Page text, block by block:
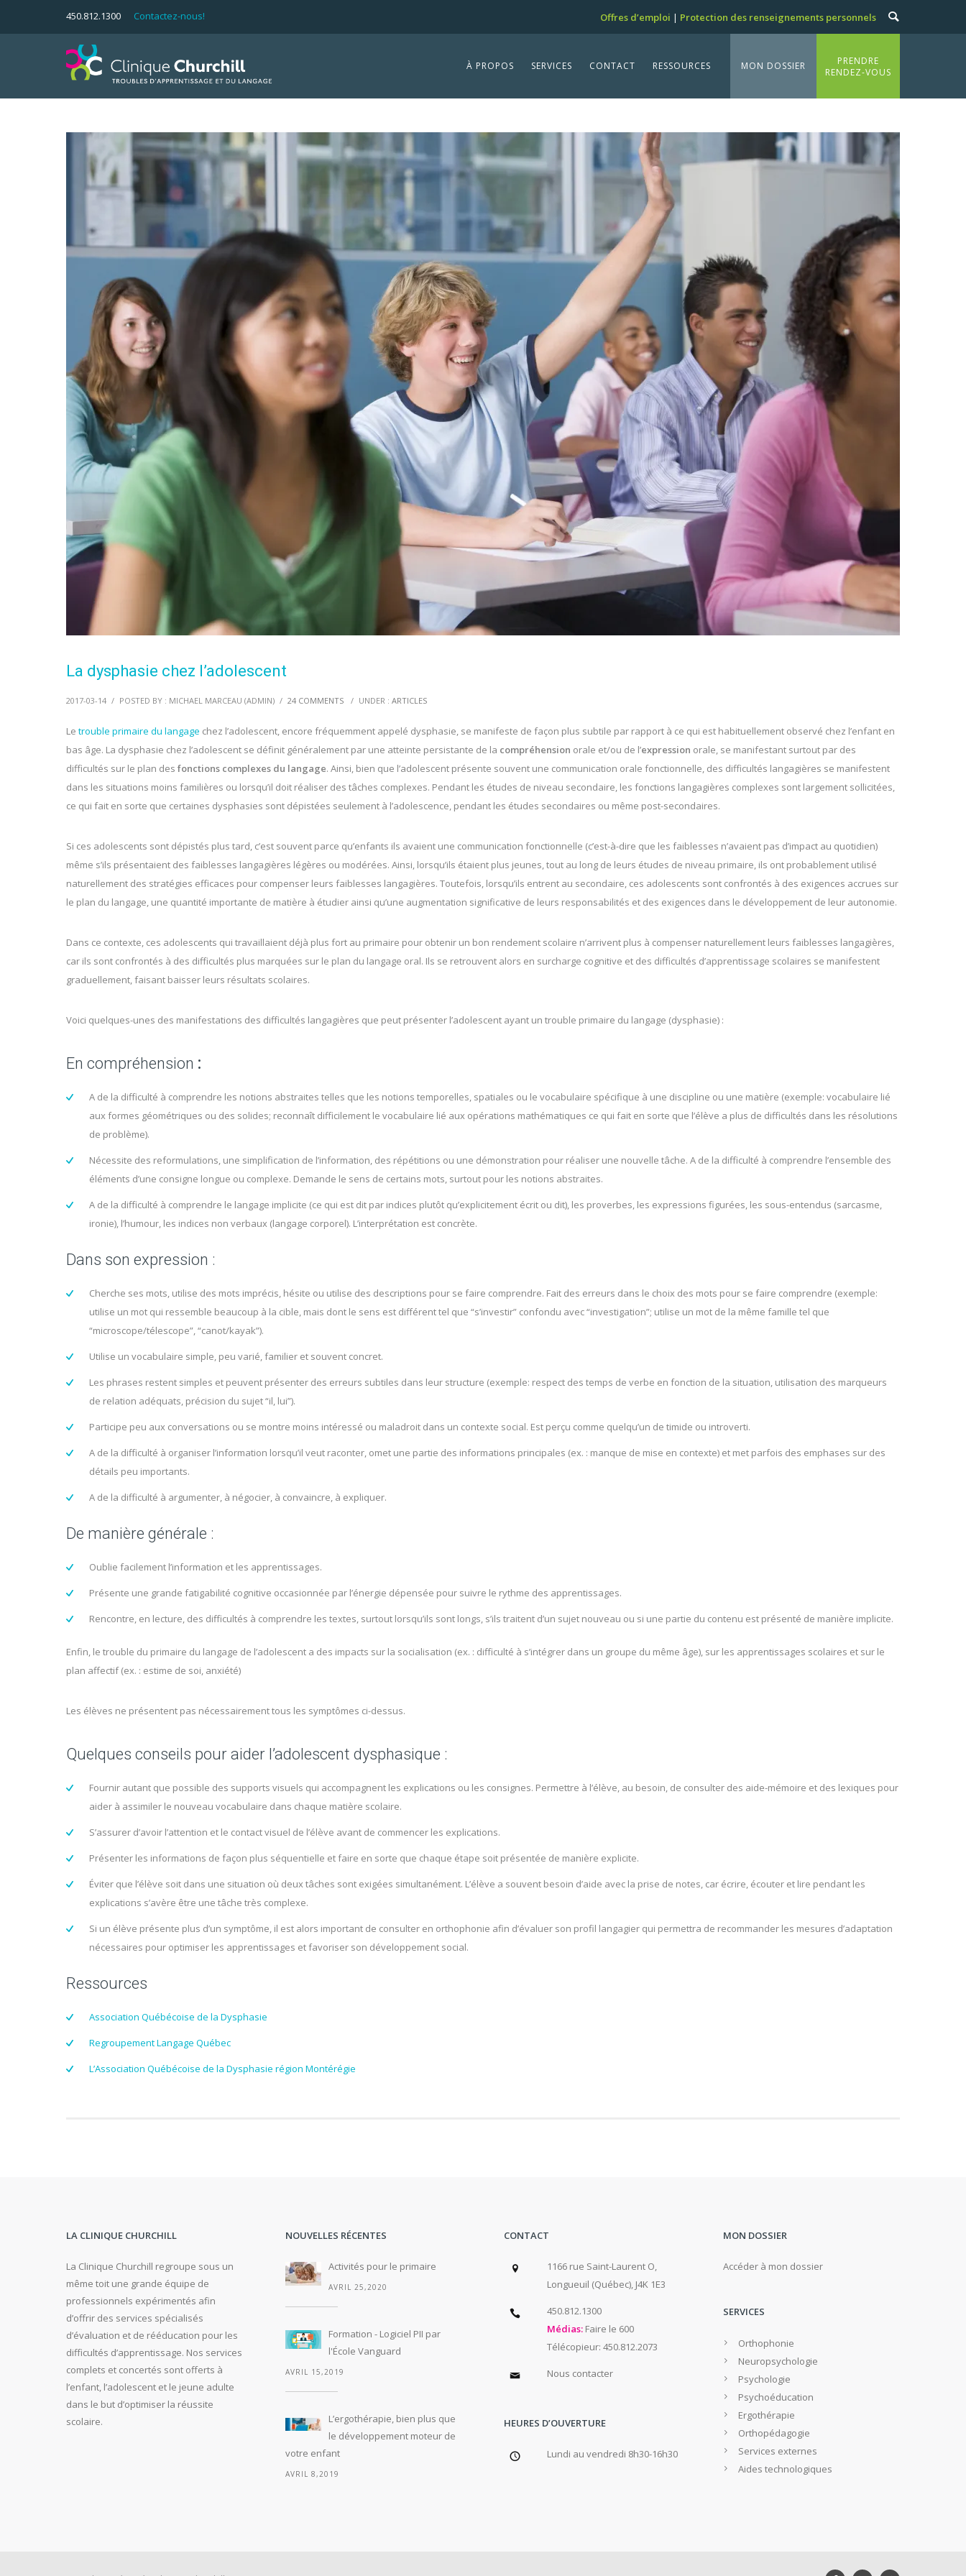
450.812.1300 Contactez-nous! Offres d’emploi Protection des renseignements personnels
MON DOSSIER
PRENDRE
RENDEZ-VOUS
À PROPOS SERVICES CONTACT RESSOURCES
La dysphasie chez l’adolescent
2017-03-14 / POSTED BY : MICHAEL MARCEAU (ADMIN) / 24 COMMENTS / UNDER : ARTICLES
Le trouble primaire du langage chez l’adolescent, encore fréquemment appelé dysphasie, se manifeste de façon plus subtile par rapport à ce qui est habituellement observé chez l’enfant en
bas âge. La dysphasie chez l’adolescent se définit généralement par une atteinte persistante de la compréhension orale et/ou de l’expression orale, se manifestant surtout par des
difficultés sur le plan des fonctions complexes du langage. Ainsi, bien que l’adolescent présente souvent une communication orale fonctionnelle, des difficultés langagières se manifestent
dans les situations moins familières ou lorsqu’il doit réaliser des tâches complexes. Pendant les études de niveau secondaire, les fonctions langagières complexes sont largement sollicitées,
ce qui fait en sorte que certaines dysphasies sont dépistées seulement à l’adolescence, pendant les études secondaires ou même post-secondaires.
Si ces adolescents sont dépistés plus tard, c’est souvent parce qu’enfants ils avaient une communication fonctionnelle (c’est-à-dire que les faiblesses n’avaient pas d’impact au quotidien)
même s’ils présentaient des faiblesses langagières légères ou modérées. Ainsi, lorsqu’ils étaient plus jeunes, tout au long de leurs études de niveau primaire, ils ont probablement utilisé
naturellement des stratégies efficaces pour compenser leurs faiblesses langagières. Toutefois, lorsqu’ils entrent au secondaire, ces adolescents sont confrontés à des exigences accrues sur
le plan du langage, une quantité importante de matière à étudier ainsi qu’une augmentation significative de leurs responsabilités et des exigences dans le développement de leur autonomie.
Dans ce contexte, ces adolescents qui travaillaient déjà plus fort au primaire pour obtenir un bon rendement scolaire n’arrivent plus à compenser naturellement leurs faiblesses langagières,
car ils sont confrontés à des difficultés plus marquées sur le plan du langage oral. Ils se retrouvent alors en surcharge cognitive et des difficultés d’apprentissage scolaires se manifestent
graduellement, faisant baisser leurs résultats scolaires.
Voici quelques-unes des manifestations des difficultés langagières que peut présenter l’adolescent ayant un trouble primaire du langage (dysphasie) :
En compréhension :
A de la difficulté à comprendre les notions abstraites telles que les notions temporelles, spatiales ou le vocabulaire spécifique à une discipline ou une matière (exemple: vocabulaire lié
aux formes géométriques ou des solides; reconnaît difficilement le vocabulaire lié aux opérations mathématiques ce qui fait en sorte que l’élève a plus de difficultés dans les résolutions
de problème).
Nécessite des reformulations, une simplification de l’information, des répétitions ou une démonstration pour réaliser une nouvelle tâche. A de la difficulté à comprendre l’ensemble des
éléments d’une consigne longue ou complexe. Demande le sens de certains mots, surtout pour les notions abstraites.
A de la difficulté à comprendre le langage implicite (ce qui est dit par indices plutôt qu’explicitement écrit ou dit), les proverbes, les expressions figurées, les sous-entendus (sarcasme,
ironie), l’humour, les indices non verbaux (langage corporel). L’interprétation est concrète.
Dans son expression :
Cherche ses mots, utilise des mots imprécis, hésite ou utilise des descriptions pour se faire comprendre. Fait des erreurs dans le choix des mots pour se faire comprendre (exemple:
utilise un mot qui ressemble beaucoup à la cible, mais dont le sens est différent tel que “s’investir” confondu avec “investigation”; utilise un mot de la même famille tel que
“microscope/télescope”, “canot/kayak”).
Utilise un vocabulaire simple, peu varié, familier et souvent concret.
Les phrases restent simples et peuvent présenter des erreurs subtiles dans leur structure (exemple: respect des temps de verbe en fonction de la situation, utilisation des marqueurs
de relation adéquats, précision du sujet “il, lui”).
Participe peu aux conversations ou se montre moins intéressé ou maladroit dans un contexte social. Est perçu comme quelqu’un de timide ou introverti.
A de la difficulté à organiser l’information lorsqu’il veut raconter, omet une partie des informations principales (ex. : manque de mise en contexte) et met parfois des emphases sur des
détails peu importants.
A de la difficulté à argumenter, à négocier, à convaincre, à expliquer.
De manière générale :
Oublie facilement l’information et les apprentissages.
Présente une grande fatigabilité cognitive occasionnée par l’énergie dépensée pour suivre le rythme des apprentissages.
Rencontre, en lecture, des difficultés à comprendre les textes, surtout lorsqu’ils sont longs, s’ils traitent d’un sujet nouveau ou si une partie du contenu est présenté de manière implicite.
Enfin, le trouble du primaire du langage de l’adolescent a des impacts sur la socialisation (ex. : difficulté à s’intégrer dans un groupe du même âge), sur les apprentissages scolaires et sur le
plan affectif (ex. : estime de soi, anxiété)
Les élèves ne présentent pas nécessairement tous les symptômes ci-dessus.
Quelques conseils pour aider l’adolescent dysphasique :
Fournir autant que possible des supports visuels qui accompagnent les explications ou les consignes. Permettre à l’élève, au besoin, de consulter des aide-mémoire et des lexiques pour
aider à assimiler le nouveau vocabulaire dans chaque matière scolaire.
S’assurer d’avoir l’attention et le contact visuel de l’élève avant de commencer les explications.
Présenter les informations de façon plus séquentielle et faire en sorte que chaque étape soit présentée de manière explicite.
Éviter que l’élève soit dans une situation où deux tâches sont exigées simultanément. L’élève a souvent besoin d’aide avec la prise de notes, car écrire, écouter et lire pendant les
explications s’avère être une tâche très complexe.
Si un élève présente plus d’un symptôme, il est alors important de consulter en orthophonie afin d’évaluer son profil langagier qui permettra de recommander les mesures d’adaptation
nécessaires pour optimiser les apprentissages et favoriser son développement social.
Ressources
Association Québécoise de la Dysphasie
Regroupement Langage Québec
L’Association Québécoise de la Dysphasie région Montérégie
LA CLINIQUE CHURCHILL
La Clinique Churchill regroupe sous un
même toit une grande équipe de
professionnels expérimentés afin
d’offrir des services spécialisés
d’évaluation et de rééducation pour les
difficultés d’apprentissage. Nos services
complets et concertés sont offerts à
l’enfant, l’adolescent et le jeune adulte
dans le but d’optimiser la réussite
scolaire.
NOUVELLES RÉCENTES
Activités pour le primaire
AVRIL 25,2020
Formation - Logiciel PII par
l'École Vanguard
AVRIL 15,2019
L’ergothérapie, bien plus que
le développement moteur de
votre enfant
AVRIL 8,2019
CONTACT
1166 rue Saint-Laurent O,
Longueuil (Québec), J4K 1E3
450.812.1300
Médias: Faire le 600
Télécopieur: 450.812.2073
Nous contacter
HEURES D’OUVERTURE
Lundi au vendredi 8h30-16h30
MON DOSSIER
Accéder à mon dossier
SERVICES
Orthophonie
Neuropsychologie
Psychologie
Psychoéducation
Ergothérapie
Orthopédagogie
Services externes
Aides technologiques